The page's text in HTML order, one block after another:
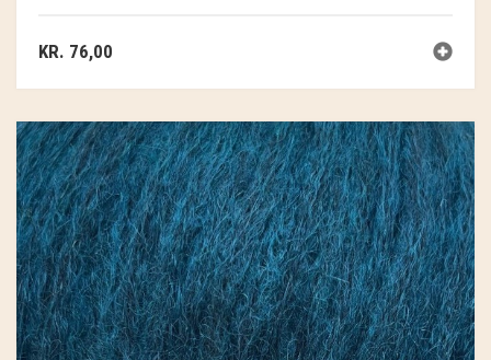
KR. 76,00